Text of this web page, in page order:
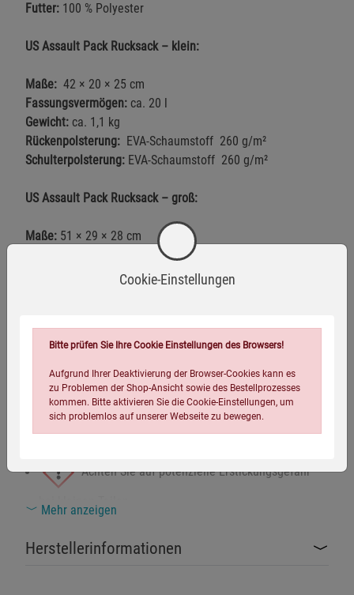
Futter: 100 % Polyester
US Assault Pack Rucksack – klein:
Maße: 42 × 20 × 25 cm
Fassungsvermögen: ca. 20 l
Gewicht: ca. 1,1 kg
Rückenpolsterung: EVA-Schaumstoff 260 g/m²
Schulterpolsterung: EVA-Schaumstoff 260 g/m²
US Assault Pack Rucksack – groß:
Maße: 51 × 29 × 28 cm
ca. 36 l
Warnhinweise / Sicherheitsinformationen
Achten Sie auf potenzielle Erstickungsgefahr
bei kleinen Teilen.
Mehr anzeigen
Herstellerinformationen
Cookie-Einstellungen
Bitte prüfen Sie Ihre Cookie Einstellungen des Browsers!
Aufgrund Ihrer Deaktivierung der Browser-Cookies kann es
zu Problemen der Shop-Ansicht sowie des Bestellprozesses
kommen. Bitte aktivieren Sie die Cookie-Einstellungen, um
sich problemlos auf unserer Webseite zu bewegen.
Einstellungen speichern für die GruppeEinstellungen speichern für die Gruppe